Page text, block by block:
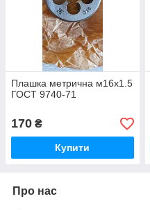
Плашка метрична м16х1.5
ГОСТ 9740-71
170 ₴
Купити
Про нас